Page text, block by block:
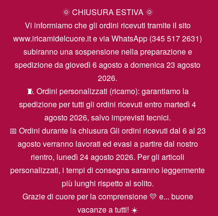
🌞 CHIUSURA ESTIVA 🌞
Vi informiamo che gli ordini ricevuti tramite il sito
www.iricamidelcuore.it e via WhatsApp (345 517 2631)
subiranno una sospensione nella preparazione e
spedizione da giovedì 6 agosto a domenica 23 agosto
2026.
🧵 Ordini personalizzati (ricamo): garantiamo la
spedizione per tutti gli ordini ricevuti entro martedì 4
agosto 2026, salvo imprevisti tecnici.
📅 Ordini durante la chiusura Gli ordini ricevuti dal 6 al 23
agosto verranno lavorati ed evasi a partire dal nostro
rientro, lunedì 24 agosto 2026. Per gli articoli
personalizzati, i tempi di consegna saranno leggermente
più lunghi rispetto al solito.
Grazie di cuore per la comprensione 💛 e... buone
vacanze a tutti! ☀️